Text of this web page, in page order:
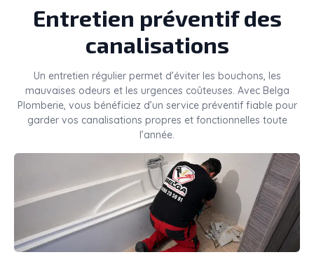
Entretien préventif des
canalisations
Un entretien régulier permet d’éviter les bouchons, les
mauvaises odeurs et les urgences coûteuses. Avec Belga
Plomberie, vous bénéficiez d’un service préventif fiable pour
garder vos canalisations propres et fonctionnelles toute
l’année.